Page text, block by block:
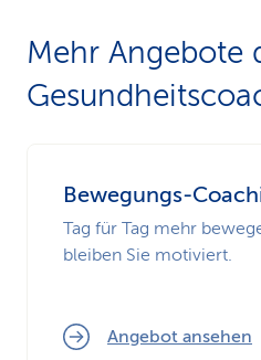
Mehr Angebote
Bewegungs-
Tag für Tag mehr
bleiben Sie motiviert.
Angebot ansehen